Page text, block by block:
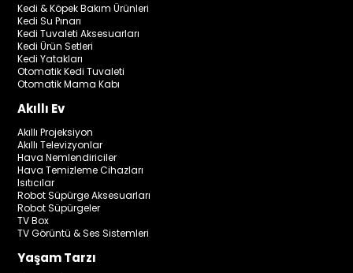
Kedi & Köpek Bakım Ürünleri
Kedi Su Pınarı
Kedi Tuvaleti Aksesuarları
Kedi Ürün Setleri
Kedi Yatakları
Otomatik Kedi Tuvaleti
Otomatik Mama Kabı
Akıllı Ev
Akıllı Projeksiyon
Akıllı Televizyonlar
Hava Nemlendiriciler
Hava Temizleme Cihazları
Isıtıcılar
Robot Süpürge Aksesuarları
Robot Süpürgeler
TV Box
TV Görüntü & Ses Sistemleri
Yaşam Tarzı